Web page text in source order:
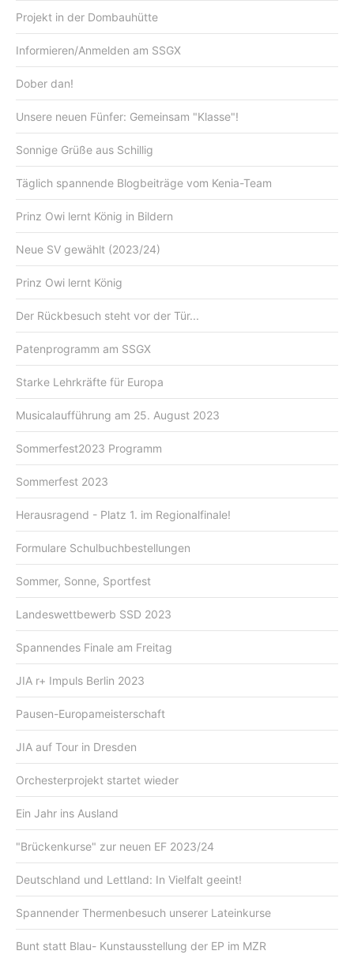
Projekt in der Dombauhütte
Informieren/Anmelden am SSGX
Dober dan!
Unsere neuen Fünfer: Gemeinsam "Klasse"!
Sonnige Grüße aus Schillig
Täglich spannende Blogbeiträge vom Kenia-Team
Prinz Owi lernt König in Bildern
Neue SV gewählt (2023/24)
Prinz Owi lernt König
Der Rückbesuch steht vor der Tür...
Patenprogramm am SSGX
Starke Lehrkräfte für Europa
Musicalaufführung am 25. August 2023
Sommerfest2023 Programm
Sommerfest 2023
Herausragend - Platz 1. im Regionalfinale!
Formulare Schulbuchbestellungen
Sommer, Sonne, Sportfest
Landeswettbewerb SSD 2023
Spannendes Finale am Freitag
JIA r+ Impuls Berlin 2023
Pausen-Europameisterschaft
JIA auf Tour in Dresden
Orchesterprojekt startet wieder
Ein Jahr ins Ausland
"Brückenkurse" zur neuen EF 2023/24
Deutschland und Lettland: In Vielfalt geeint!
Spannender Thermenbesuch unserer Lateinkurse
Bunt statt Blau- Kunstausstellung der EP im MZR